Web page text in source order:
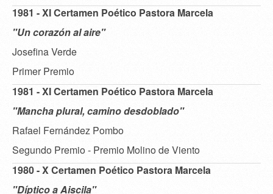
1981 - XI Certamen Poético Pastora Marcela
"Un corazón al aire"
Josefina Verde
Primer Premio
1981 - XI Certamen Poético Pastora Marcela
"Mancha plural, camino desdoblado"
Rafael Fernández Pombo
Segundo Premio - Premio Molino de Viento
1980 - X Certamen Poético Pastora Marcela
"Díptico a Aiscila"